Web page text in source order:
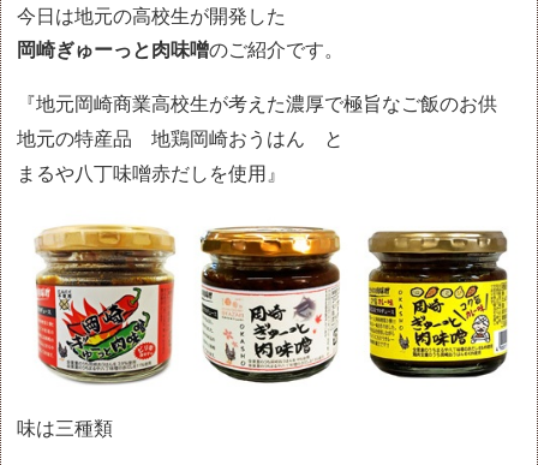
今日は地元の高校生が開発した
岡崎ぎゅーっと肉味噌のご紹介です。
『地元岡崎商業高校生が考えた濃厚で極旨なご飯のお供
地元の特産品 地鶏岡崎おうはん と
まるや八丁味噌赤だしを使用』
味は三種類